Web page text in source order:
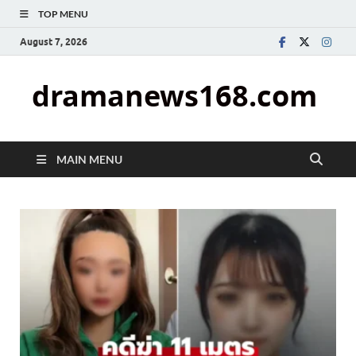
TOP MENU
August 7, 2026
dramanews168.com
MAIN MENU